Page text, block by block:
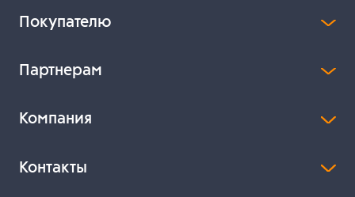
Покупателю
Партнерам
Компания
Контакты